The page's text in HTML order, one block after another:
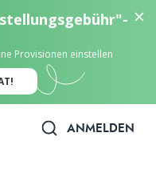
Provisionen einstellen
ANMELDEN